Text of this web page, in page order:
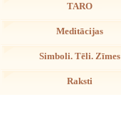
TARO
Meditācijas
Simboli. Tēli. Zīmes
Raksti